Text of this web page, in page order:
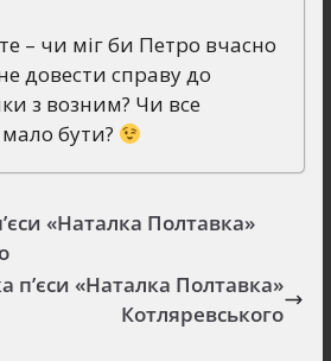
– чи міг би Петро вчасно
довести справу до
з возним? Чи все
бути?
«Наталка Полтавка»
п’єси «Наталка Полтавка»
Котляревського